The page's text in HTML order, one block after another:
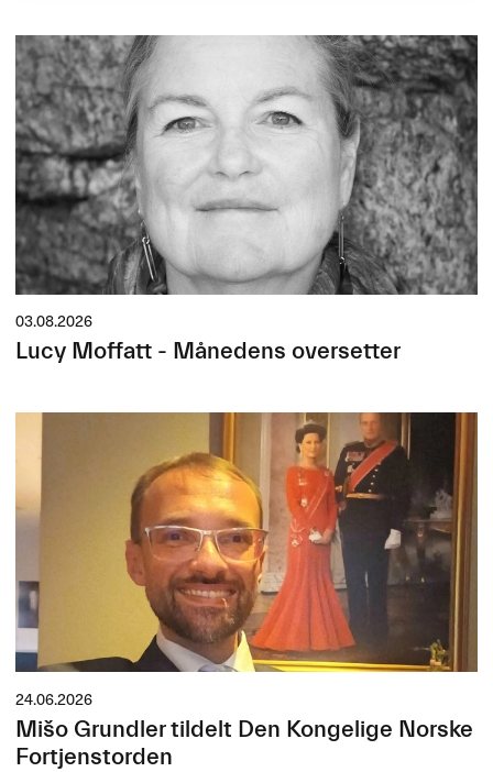
03.08.2026
Lucy Moffatt - Månedens oversetter
24.06.2026
Mišo Grundler tildelt Den Kongelige Norske
Fortjenstorden